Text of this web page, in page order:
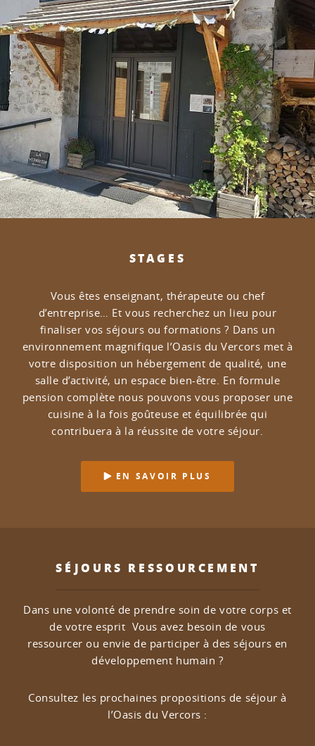
STAGES
Vous êtes enseignant, thérapeute ou chef
d’entreprise… Et vous recherchez un lieu pour
finaliser vos séjours ou formations ? Dans un
environnement magnifique l’Oasis du Vercors met à
votre disposition un hébergement de qualité, une
salle d’activité, un espace bien-être. En formule
pension complète nous pouvons vous proposer une
cuisine à la fois goûteuse et équilibrée qui
contribuera à la réussite de votre séjour.
EN SAVOIR PLUS
SÉJOURS RESSOURCEMENT
Dans une volonté de prendre soin de votre corps et
de votre esprit Vous avez besoin de vous
ressourcer ou envie de participer à des séjours en
développement humain ?
Consultez les prochaines propositions de séjour à
l’Oasis du Vercors :